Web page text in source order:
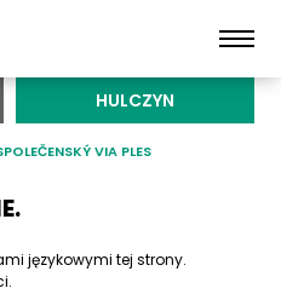
HULCZYN
VIA PLES
językowymi tej strony.